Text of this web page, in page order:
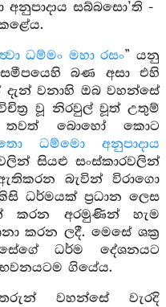
සබ්බසො’ති -
කළේය.
ධම්මං මහා රසං” යනු
බණ අසා එහි
දැන් වනාහි ඔබ වහන්සේ
වූ නිරවුල් වූත් උතුම්
තවත් බොහෝ කොට
ධම්මො අනුපාදාය
සියළු සංස්කාරවලින්
බැවින් විරාගො
ධර්මයක් ප්‍රධාන ලෙස
කරන අරමුණින් හැම
කරන ලදී. මෙසේ ශක්‍ර
ධර්ම දේශනයට
භවනයටම ගියේය.
වහන්සේ වැරදි